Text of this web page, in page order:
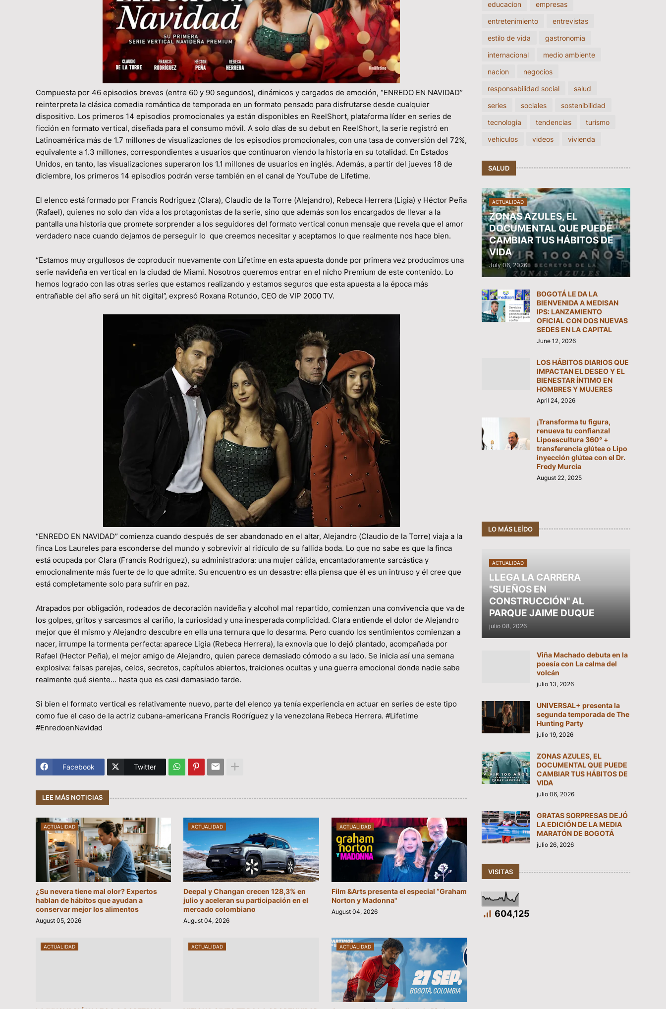
Compuesta por 46 episodios breves (entre 60 y 90 segundos), dinámicos y cargados de emoción, “ENREDO EN NAVIDAD”
reinterpreta la clásica comedia romántica de temporada en un formato pensado para disfrutarse desde cualquier
dispositivo. Los primeros 14 episodios promocionales ya están disponibles en ReelShort, plataforma líder en series de
ficción en formato vertical, diseñada para el consumo móvil. A solo días de su debut en ReelShort, la serie registró en
Latinoamérica más de 1.7 millones de visualizaciones de los episodios promocionales, con una tasa de conversión del 72%,
equivalente a 1.3 millones, correspondientes a usuarios que continuaron viendo la historia en su totalidad. En Estados
Unidos, en tanto, las visualizaciones superaron los 1.1 millones de usuarios en inglés. Además, a partir del jueves 18 de
diciembre, los primeros 14 episodios podrán verse también en el canal de YouTube de Lifetime.
El elenco está formado por Francis Rodríguez (Clara), Claudio de la Torre (Alejandro), Rebeca Herrera (Ligia) y Héctor Peña
(Rafael), quienes no solo dan vida a los protagonistas de la serie, sino que además son los encargados de llevar a la
pantalla una historia que promete sorprender a los seguidores del formato vertical conun mensaje que revela que el amor
verdadero nace cuando dejamos de perseguir lo que creemos necesitar y aceptamos lo que realmente nos hace bien.
“Estamos muy orgullosos de coproducir nuevamente con Lifetime en esta apuesta donde por primera vez producimos una
serie navideña en vertical en la ciudad de Miami. Nosotros queremos entrar en el nicho Premium de este contenido. Lo
hemos logrado con las otras series que estamos realizando y estamos seguros que esta apuesta a la época más
entrañable del año será un hit digital”, expresó Roxana Rotundo, CEO de VIP 2000 TV.
“ENREDO EN NAVIDAD” comienza cuando después de ser abandonado en el altar, Alejandro (Claudio de la Torre) viaja a la
finca Los Laureles para esconderse del mundo y sobrevivir al ridículo de su fallida boda. Lo que no sabe es que la finca
está ocupada por Clara (Francis Rodríguez), su administradora: una mujer cálida, encantadoramente sarcástica y
emocionalmente más fuerte de lo que admite. Su encuentro es un desastre: ella piensa que él es un intruso y él cree que
está completamente solo para sufrir en paz.
Atrapados por obligación, rodeados de decoración navideña y alcohol mal repartido, comienzan una convivencia que va de
los golpes, gritos y sarcasmos al cariño, la curiosidad y una inesperada complicidad. Clara entiende el dolor de Alejandro
mejor que él mismo y Alejandro descubre en ella una ternura que lo desarma. Pero cuando los sentimientos comienzan a
nacer, irrumpe la tormenta perfecta: aparece Ligia (Rebeca Herrera), la exnovia que lo dejó plantado, acompañada por
Rafael (Hector Peña), el mejor amigo de Alejandro, quien parece demasiado cómodo a su lado. Se inicia así una semana
explosiva: falsas parejas, celos, secretos, capítulos abiertos, traiciones ocultas y una guerra emocional donde nadie sabe
realmente qué siente… hasta que es casi demasiado tarde.
Si bien el formato vertical es relativamente nuevo, parte del elenco ya tenía experiencia en actuar en series de este tipo
como fue el caso de la actriz cubana-americana Francis Rodríguez y la venezolana Rebeca Herrera. #Lifetime
#EnredoenNavidad
Facebook Twitter
LEE MÁS NOTICIAS
ACTUALIDAD
¿Su nevera tiene mal olor? Expertos
hablan de hábitos que ayudan a
conservar mejor los alimentos
August 05, 2026
ACTUALIDAD
Deepal y Changan crecen 128,3% en
julio y aceleran su participación en el
mercado colombiano
August 04, 2026
ACTUALIDAD
Film &Arts presenta el especial “Graham
Norton y Madonna"
August 04, 2026
ACTUALIDAD ACTUALIDAD ACTUALIDAD
educacion
empresas
entretenimiento
entrevistas
estilo de vida
gastronomia
internacional
medio ambiente
nacion
negocios
responsabilidad social
salud
series
sociales
sostenibilidad
tecnologia
tendencias
turismo
vehiculos
videos vivienda
SALUD
ACTUALIDAD
ZONAS AZULES, EL
DOCUMENTAL QUE PUEDE
CAMBIAR TUS HÁBITOS DE
VIDA
July 06, 2026
BOGOTÁ LE DA LA
BIENVENIDA A MEDISAN
IPS: LANZAMIENTO
OFICIAL CON DOS NUEVAS
SEDES EN LA CAPITAL
June 12, 2026
LOS HÁBITOS DIARIOS QUE
IMPACTAN EL DESEO Y EL
BIENESTAR ÍNTIMO EN
HOMBRES Y MUJERES
April 24, 2026
¡Transforma tu figura,
renueva tu confianza!
Lipoescultura 360° +
transferencia glútea o Lipo
inyección glútea con el Dr.
Fredy Murcia
August 22, 2025
LO MÁS LEÍDO
ACTUALIDAD
LLEGA LA CARRERA
"SUEÑOS EN
CONSTRUCCIÓN" AL
PARQUE JAIME DUQUE
julio 08, 2026
Viña Machado debuta en la
poesía con La calma del
volcán
julio 13, 2026
UNIVERSAL+ presenta la
segunda temporada de The
Hunting Party
julio 19, 2026
ZONAS AZULES, EL
DOCUMENTAL QUE PUEDE
CAMBIAR TUS HÁBITOS DE
VIDA
julio 06, 2026
GRATAS SORPRESAS DEJÓ
LA EDICIÓN DE LA MEDIA
MARATÓN DE BOGOTÁ
julio 26, 2026
VISITAS
604,125